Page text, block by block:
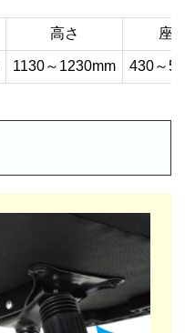
高さ 座
1130～1230mm 430～